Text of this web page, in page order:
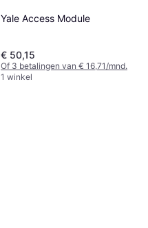
Yale Access Module
€ 50,15
Of 3 betalingen van € 16,71/mnd.
1 winkel